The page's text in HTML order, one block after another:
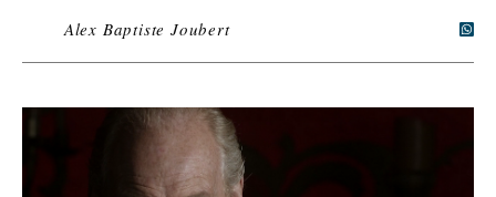
Alex Baptiste Joubert